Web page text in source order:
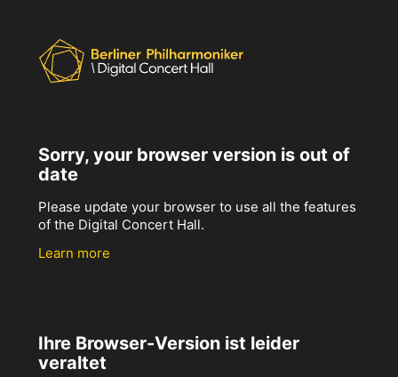
Sorry, your browser version is out of
date
Please update your browser to use all the features
of the Digital Concert Hall.
Learn more
Ihre Browser-Version ist leider
veraltet